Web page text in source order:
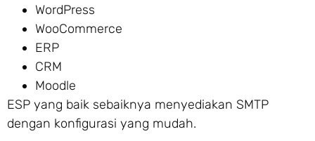
WordPress
WooCommerce
ERP
CRM
Moodle
ESP yang baik sebaiknya menyediakan SMTP
dengan konfigurasi yang mudah.